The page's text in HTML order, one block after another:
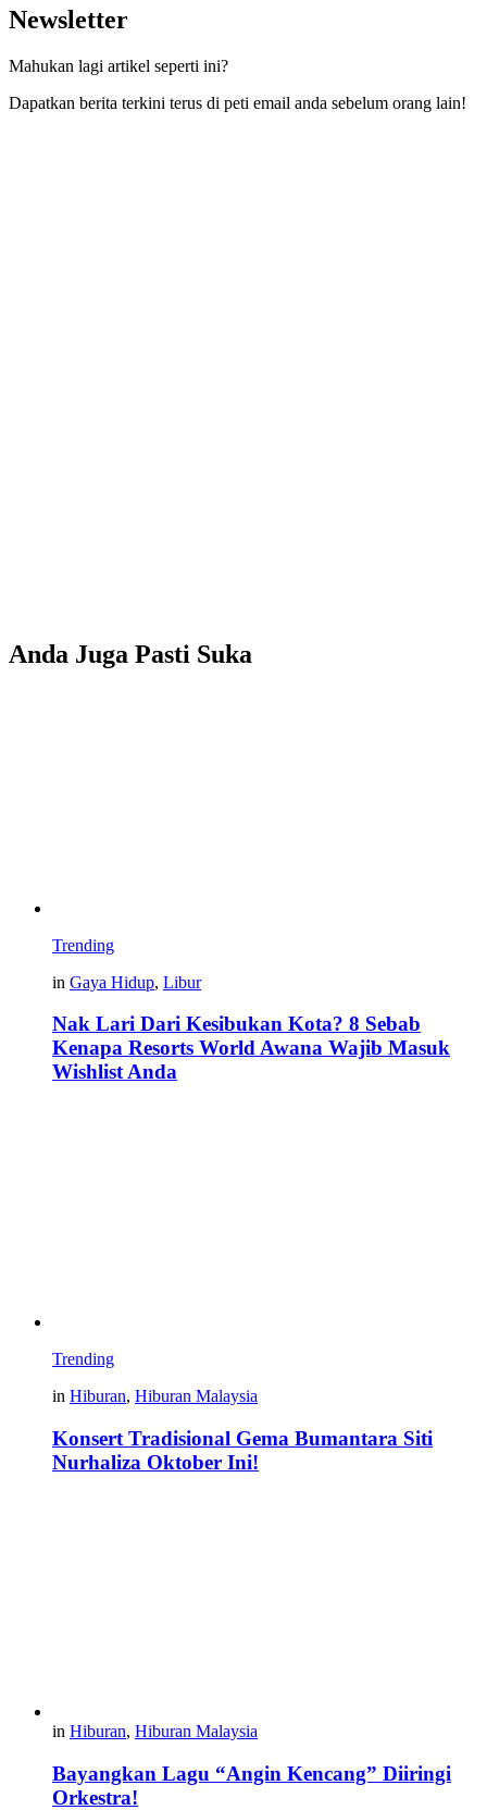
Newsletter
Mahukan lagi artikel seperti ini?
Dapatkan berita terkini terus di peti email anda sebelum orang lain!
Anda Juga Pasti Suka
Trending
in Gaya Hidup, Libur
Nak Lari Dari Kesibukan Kota? 8 Sebab
Kenapa Resorts World Awana Wajib Masuk
Wishlist Anda
Trending
in Hiburan, Hiburan Malaysia
Konsert Tradisional Gema Bumantara Siti
Nurhaliza Oktober Ini!
in Hiburan, Hiburan Malaysia
Bayangkan Lagu “Angin Kencang” Diiringi
Orkestra!